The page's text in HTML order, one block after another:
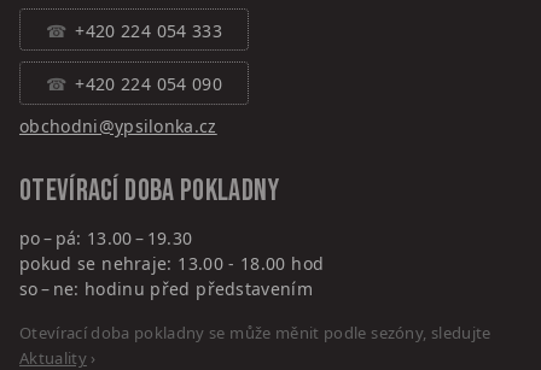
+420 224 054 333
+420 224 054 090
obchodni@ypsilonka.cz
Otevírací doba pokladny
po – pá: 13.00 – 19.30
pokud se nehraje: 13.00 - 18.00 hod
so – ne: hodinu před představením
Otevírací doba pokladny se může měnit podle sezóny, sledujte
Aktuality›